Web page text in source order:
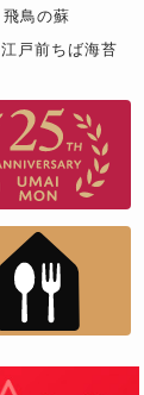
飛鳥の蘇
江戸前ちば海苔